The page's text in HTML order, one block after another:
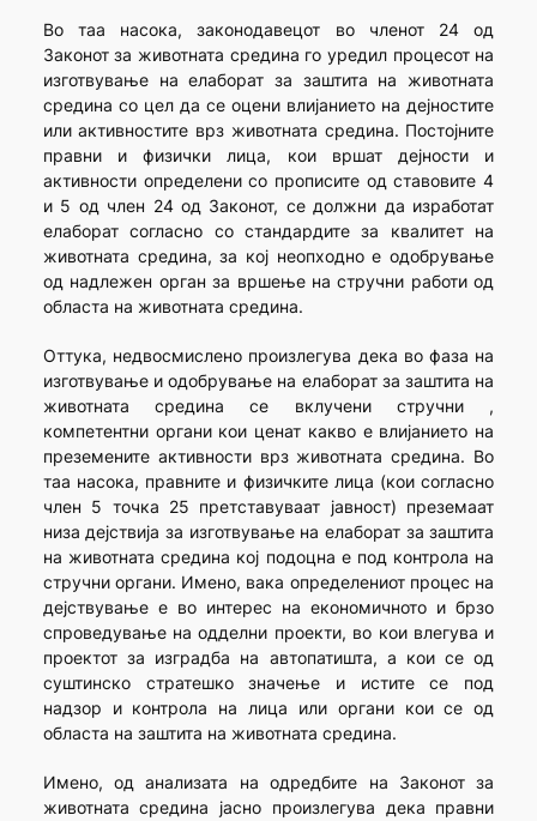
Во таа насока, законодавецот во членот 24 од
Законот за животната средина го уредил процесот на
изготвување на елаборат за заштита на животната
средина со цел да се оцени влијанието на дејностите
или активностите врз животната средина. Постојните
правни и физички лица, кои вршат дејности и
активности определени со прописите од ставовите 4
и 5 од член 24 од Законот, се должни да изработат
елаборат согласно со стандардите за квалитет на
животната средина, за кој неопходно е одобрување
од надлежен орган за вршење на стручни работи од
областа на животната средина.
Оттука, недвосмислено произлегува дека во фаза на
изготвување и одобрување на елаборат за заштита на
животната средина се вклучени стручни ,
компетентни органи кои ценат какво е влијанието на
преземените активности врз животната средина. Во
таа насока, правните и физичките лица (кои согласно
член 5 точка 25 претставуваат јавност) преземаат
низа дејствија за изготвување на елаборат за заштита
на животната средина кој подоцна е под контрола на
стручни органи. Имено, вака определениот процес на
дејствување е во интерес на економичното и брзо
спроведување на одделни проекти, во кои влегува и
проектот за изградба на автопатишта, а кои се од
суштинско стратешко значење и истите се под
надзор и контрола на лица или органи кои се од
областа на заштита на животната средина.
Имено, од анализата на одредбите на Законот за
животната средина јасно произлегува дека правни